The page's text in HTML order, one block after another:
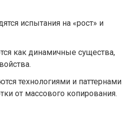
испытания на «рост» и
как динамичные существа,
технологиями и паттернами
от массового копирования.